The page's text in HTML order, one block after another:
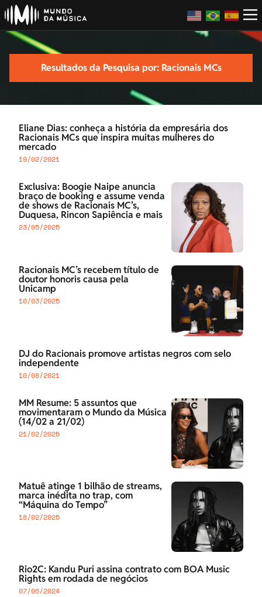
Resultados da Pesquisa por: Racionais MCs
Eliane Dias: conheça a história da empresária dos
Racionais MCs que inspira muitas mulheres do
mercado
19/02/2021
Exclusiva: Boogie Naipe anuncia
braço de booking e assume venda
de shows de Racionais MC’s,
Duquesa, Rincon Sapiência e mais
23/05/2025
Racionais MC’s recebem título de
doutor honoris causa pela
Unicamp
10/03/2025
DJ do Racionais promove artistas negros com selo
independente
10/08/2021
MM Resume: 5 assuntos que
movimentaram o Mundo da Música
(14/02 a 21/02)
21/02/2025
Matuê atinge 1 bilhão de streams,
marca inédita no trap, com
“Máquina do Tempo”
18/02/2025
Rio2C: Kandu Puri assina contrato com BOA Music
Rights em rodada de negócios
07/06/2024